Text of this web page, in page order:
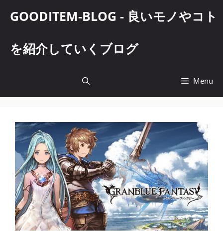
GOODITEM-BLOG - 良いモノやコト
を紹介していくブログ
Menu